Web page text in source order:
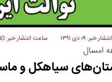
خبر: ۰۹ دی ۱۳۹۱ ساعت انتشار خبر: 6:40 ب.ظ
سیاهکل و